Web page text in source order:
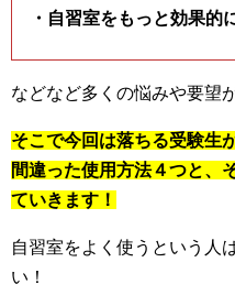
・自習室をもっと効果的
などなど多くの悩みや要望
そこで今回は落ちる受験生
間違った使用方法４つと、
ていきます！
自習室をよく使うという人
い！